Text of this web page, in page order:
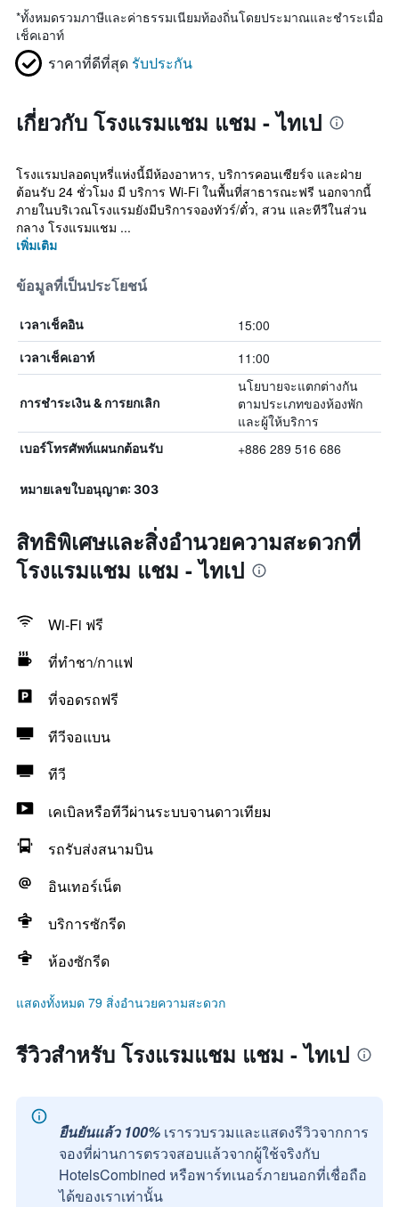
*ทั้งหมดรวมภาษีและค่าธรรมเนียมท้องถิ่นโดยประมาณและชำระเมื่อ
เช็คเอาท์
ราคาที่ดีที่สุด รับประกัน
เกี่ยวกับ โรงแรมแชม แชม - ไทเป
โรงแรมปลอดบุหรี่แห่งนี้มีห้องอาหาร, บริการคอนเซียร์จ และฝ่าย
ต้อนรับ 24 ชั่วโมง มี บริการ Wi-Fi ในพื้นที่สาธารณะฟรี นอกจากนี้
ภายในบริเวณโรงแรมยังมีบริการจองทัวร์/ตั๋ว, สวน และทีวีในส่วน
กลาง โรงแรมแชม ...
เพิ่มเติม
ข้อมูลที่เป็นประโยชน์
เวลาเช็คอิน 15:00
เวลาเช็คเอาท์ 11:00
การชำระเงิน & การยกเลิก
นโยบายจะแตกต่างกัน
ตามประเภทของห้องพัก
และผู้ให้บริการ
เบอร์โทรศัพท์แผนกต้อนรับ +886 289 516 686
หมายเลขใบอนุญาต: 303
สิทธิพิเศษและสิ่งอำนวยความสะดวกที่
โรงแรมแชม แชม - ไทเป
Wi-Fi ฟรี
ที่ทำชา/กาแฟ
ที่จอดรถฟรี
ทีวีจอแบน
ทีวี
เคเบิลหรือทีวีผ่านระบบจานดาวเทียม
รถรับส่งสนามบิน
อินเทอร์เน็ต
บริการซักรีด
ห้องซักรีด
แสดงทั้งหมด 79 สิ่งอำนวยความสะดวก
รีวิวสำหรับ โรงแรมแชม แชม - ไทเป
ยืนยันแล้ว 100% เรารวบรวมและแสดงรีวิวจากการ
จองที่ผ่านการตรวจสอบแล้วจากผู้ใช้จริงกับ
HotelsCombined หรือพาร์ทเนอร์ภายนอกที่เชื่อถือ
ได้ของเราเท่านั้น